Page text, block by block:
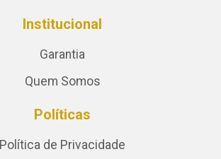
Institucional
Garantia
Quem Somos
Políticas
Política de Privacidade